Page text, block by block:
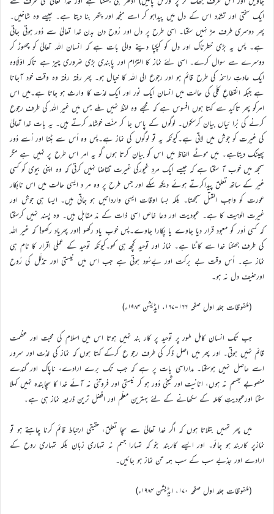
ایک سختی اور تشدّد اس کے دل میں پیداہو کر اسے منجمد اور پتھر بنا دیتا ہے۔ جیسے وہ شاخیں۔
پھر دوسری طرف مڑ نہیں سکتا۔ اسی طرح پر دل اور رُوح دن بدن خدا تعالیٰ سے دُور ہوتی جاتی
ہے۔ پس یہ بڑی خطرناک اور دل کو کپکپا دینے والی بات ہے کہ انسان اللہ تعالیٰ کو چھوڑ کر
دوسرے سے سوال کرے۔ اسی لئے نماز کا التزام اور پابندی بڑی ضروری چیز ہے تاکہ اوّلًاوہ
ایک عادتِ راسخہ کی طرح قائم ہو اور رجوع الی اللہ کا خیال ہو۔ پھر رفتہ رفتہ وہ وقت خود آجاتا
ہے جبکہ انقطاعِ کلّی کی حالت میں انسان ایک نور اور ایک لذت کا وارث ہو جاتا ہے۔میں اس
امرکو پھر تاکید سے کہتا ہوں افسوس ہے کہ مجھے وہ لفظ نہیں ملے جس میں غیر اللہ کی طرف رجوع
کرنے کی بُرا ئیاں بیان کرسکوں۔ لوگوں کے پاس جا کر منّت خوشامد کرتے ہیں۔ یہ بات خدا تعالیٰ
کی غیرت کو جوش میں لاتی ہے۔کیونکہ یہ تو لوگوں کی نماز ہے۔پس وہ اُس سے ہٹتا اور اُسے دُور
پھینک دیتاہے۔ میں موٹے الفاظ میں اس کو بیان کرتا ہوں گو یہ امر اس طرح پر نہیں ہے مگر
سمجھ میں خوب آ سکتا ہے کہ جیسے ایک مردِ غیورکی غیرت تقاضا نہیں کرتی کہ وہ اپنی بیوی کو کسی
غیر کے ساتھ تعلق پیداکرتے ہوئے دیکھ سکے اور جس طرح پر وہ مر د ایسی حالت میں اس نابکار
عورت کو واجب القتل سمجھتا۔ بلکہ بسا اوقات ایسی وارداتیں ہو جاتی ہیں۔ ایسا ہی جوش اور
غیرت الوہیت کا ہے۔ عبودیت اور دعا خاص اسی ذات کے مدّ مقابل ہیں۔ وہ پسند نہیں کرسکتا
کہ کسی اَور کو معبود قرار دیا جاوے یا پکارا جاوے۔پس خوب یاد رکھو !اور پھریاد رکھو! کہ غیر اللہ
کی طرف جھکنا خدا سے کاٹنا ہے۔ نماز اور توحید کچھ ہی کہو۔کیونکہ توحید کے عملی اقرار کا نام ہی
نماز ہے۔ اُس وقت بے برکت اور بےسُود ہوتی ہے جب اس میں نیستی اور تذلّل کی رُوح
اورحنیف دل نہ ہو۔
(ملفوظات جلد اول صفحہ ۱۶۶-۱۶۷، ایڈیشن ۱۹۸۴ء)
جب تک انسان کامل طور پر توحید پر کار بند نہیں ہوتا اس میں اسلام کی محبت اور عظمت
قائم نہیں ہوتی۔ اور پھر میں اصل ذکر کی طرف رجو ع کرکے کہتا ہوں کہ نماز کی لذت اور سرور
اسے حاصل نہیں ہوسکتا۔ مداراسی بات پر ہے کہ جب تک برے ارادے، ناپاک اور گندے
منصوبے بھسم نہ ہوں، انانیت اور شیخی دُور ہو کر نیستی اور فروتنی نہ آئے خدا کا سچابندہ نہیں کہلا
سکتا اورعبودیتِ کاملہ کے سکھانے کے لئے بہترین معلّم اور افضل ترین ذریعہ نماز ہی ہے۔
میں پھر تمہیں بتلاتا ہوں کہ اگر خدا تعالیٰ سے سچا تعلق، حقیقی ارتباط قائم کرنا چاہتے ہو تو
نمازپر کاربند ہو جائو۔ اور ایسے کاربند بنو کہ تمہارا جسم نہ تمہاری زبان بلکہ تمہاری روح کے
ارادے اور جذبے سب کے سب ہمہ تن نماز ہو جائیں۔
(ملفوظات جلد اول صفحہ ۱۷۰، ایڈیشن ۱۹۸۴ء)